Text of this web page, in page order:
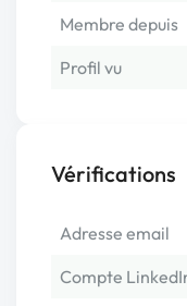
Membre depuis
Profil vu
Vérifications
Adresse email
Compte